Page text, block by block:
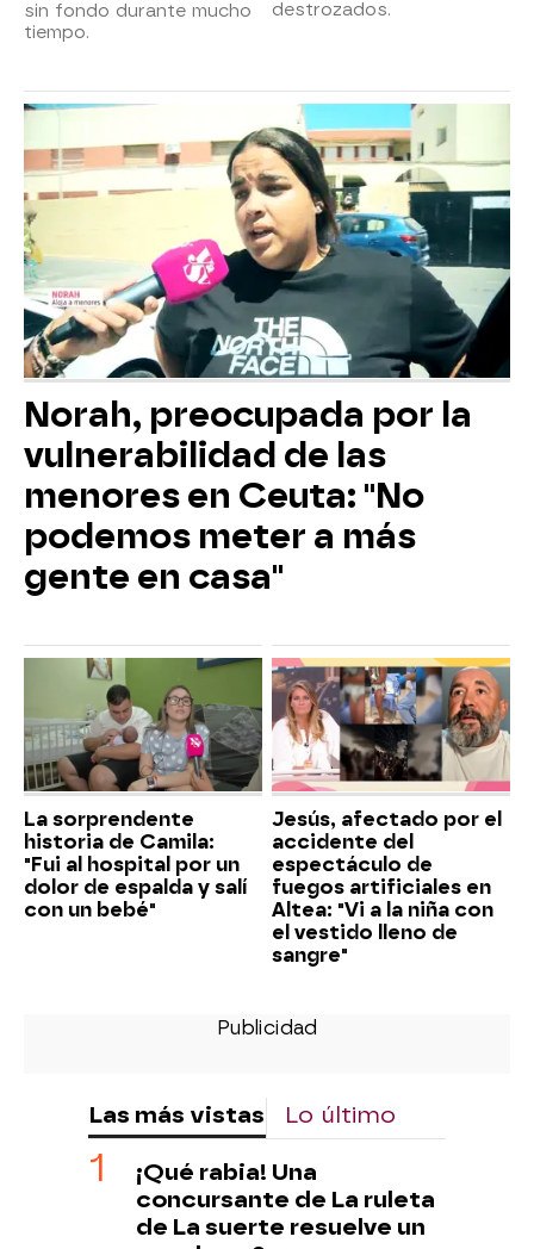
sin fondo durante mucho
tiempo.
destrozados.
Norah, preocupada por la
vulnerabilidad de las
menores en Ceuta: "No
podemos meter a más
gente en casa"
La sorprendente
historia de Camila:
"Fui al hospital por un
dolor de espalda y salí
con un bebé"
Jesús, afectado por el
accidente del
espectáculo de
fuegos artificiales en
Altea: "Vi a la niña con
el vestido lleno de
sangre"
Las más vistas Lo último
¡Qué rabia! Una
concursante de La ruleta
de La suerte resuelve un